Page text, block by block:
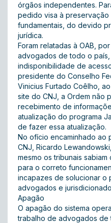
órgãos independentes.
pedido visa à
fundamentais, do devido
jurídica.
Foram relatadas à OAB,
advogados de todo o país,
indisponibilidade de
presidente do Conselho
Vinicius Furtado Coêlho,
site do CNJ, a Ordem não
recebimento de
atualização do programa
de fazer essa atualização.
No ofício encaminhado ao
CNJ, Ricardo
mesmo os tribunais
para o correto
incapazes de solucionar o
advogados e
Apagão
O apagão do sistema
trabalho de advogados de